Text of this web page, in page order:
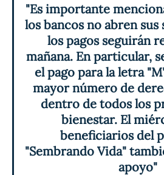
"Es importante
los bancos no abren sus
los pagos seguirán
mañana. En particular,
el pago para la letra
mayor número de
dentro de todos los
bienestar. El
beneficiarios del
"Sembrando Vida"
apoyo"